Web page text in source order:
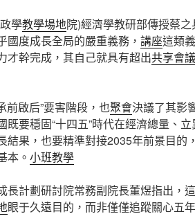
學教學場地院)經濟學教研部傳授蔡
國度成長全局的嚴重義務， 講座這類
才幹完成，其自己就具有超出共享會
前啟后”要害階段，也聚會決議了其影
既要穩固“十四五”時代在經濟總量、
結果，也要精準對接2035年前景目的
本。 小班教學
長計劃研討院常務副院長董煜指出，
眼于久遠目的，而非僅僅追蹤關心五